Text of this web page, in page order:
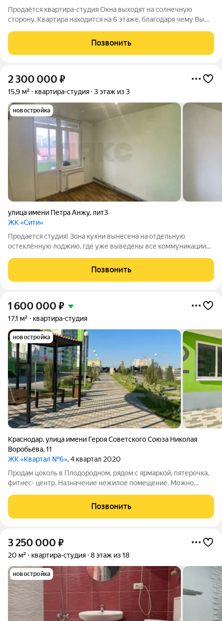
Продаётся квартира-студия Окна выходят на солнечную
сторону. Квартира находится на 6 этаже, благодаря чему Вы
черновой отделке, на свой вкус и бюджет можно сделать
ремонт. Для жизни или для
Позвонить
2 300 000 ₽
15,9 м² квартира-студия 3 этаж из 3
новостройка
улица имени Петра Анжу, лит3
ЖК «Сити»
Продается студия! Зона кухни вынесена на отдельную
остеклённую лоджию, где уже выведены все коммуникации
кухонные запахи и шум, оставив 12 м основного пространства
для жизни и отдыха. О
Позвонить
1 600 000 ₽
17,1 м² квартира-студия
новостройка
Краснодар,улица имени Героя Советского Союза Николая
Воробьёва,11
ЖК «Квартал №6», 4 квартал 2020
Продам цоколь в Плодородном, рядом с ярмаркой, пятерочка,
фитнес- центр. Назначение нежилое помещение. Можно
назначения. Ремонт, заведена мокрая точка, есть унитаз,
мойка и душ. площадь
Позвонить
3 250 000 ₽
20 м² квартира-студия 8 этаж из 18
новостройка